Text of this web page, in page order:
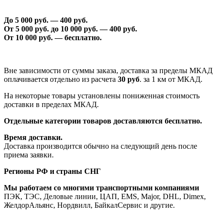
До 5 000 руб. —400 руб.
От 5 000 руб. до 10 000 руб. —400 руб.
От 10 000 руб. — бесплатно.
Вне зависимости от суммы заказа, доставка за пределы МКАД
оплачивается отдельно из расчета 30 руб. за 1 км от МКАД.
На некоторые товары установлены пониженная стоимость
доставки в пределах МКАД.
Отдельные категории товаров доставляются бесплатно.
Время доставки.
Доставка производится обычно на следующий день после
приема заявки.
Регионы РФ и страны СНГ
Мы работаем со многими транспортными компаниями
ПЭК, ТЭС, Деловые линии, ЦАП, EMS, Major, DHL, Dimex,
ЖелдорАльянс, Нордвилл, БайкалСервис и другие.